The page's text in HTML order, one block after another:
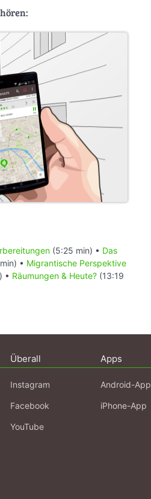
(5:25 min) • Das
• Migrantische Perspektive
• Räumungen & Heute? (13:19
Überall
Instagram
Facebook
YouTube
Apps
Android-App
iPhone-App